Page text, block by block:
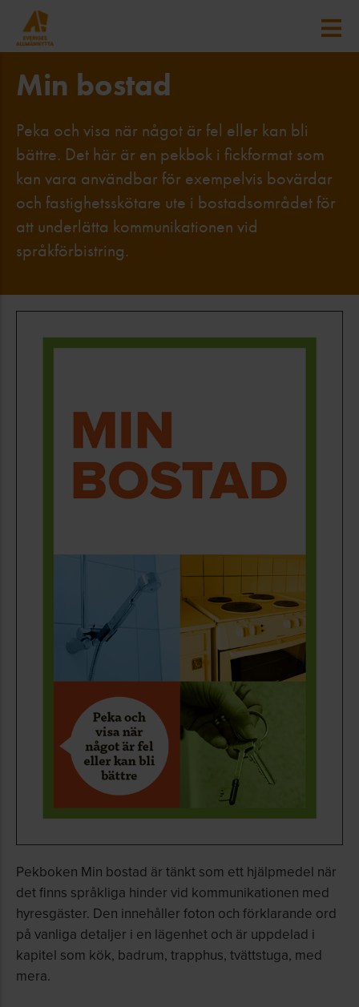
Min bostad
Peka och visa när något är fel eller kan bli
bättre. Det här är en pekbok i fickformat som
kan vara användbar för exempelvis bovärdar
och fastighetsskötare ute i bostadsområdet för
att underlätta kommunikationen vid
språkförbistring.
Pekboken Min bostad är tänkt som ett hjälpmedel när
det finns språkliga hinder vid kommunikationen med
hyresgäster. Den innehåller foton och förklarande ord
på vanliga detaljer i en lägenhet och är uppdelad i
kapitel som kök, badrum, trapphus, tvättstuga, med
mera.